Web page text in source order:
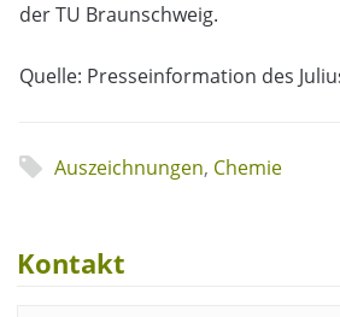
der TU Braunschweig.
Quelle: Presseinformation des
Auszeichnungen, Chemie
Kontakt